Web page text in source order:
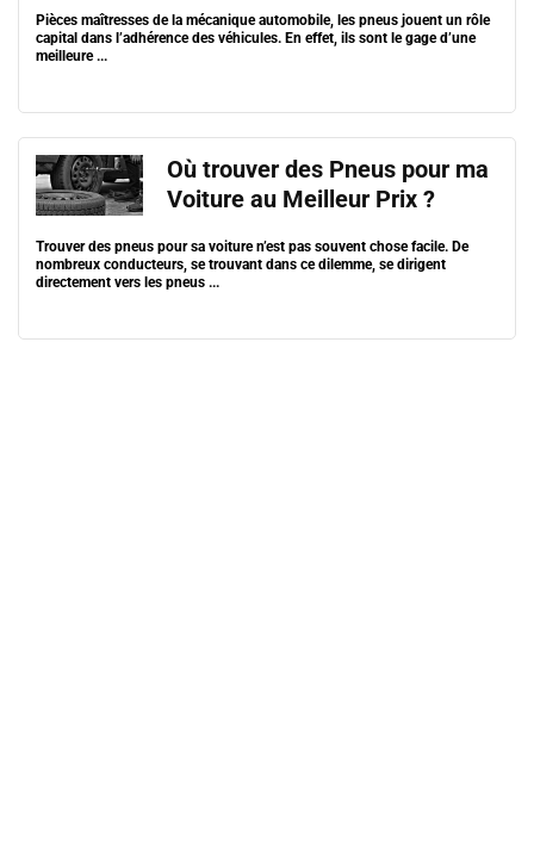
Pièces maîtresses de la mécanique automobile, les pneus jouent un rôle
capital dans l’adhérence des véhicules. En effet, ils sont le gage d’une
meilleure ...
Où trouver des Pneus pour ma
Voiture au Meilleur Prix ?
Trouver des pneus pour sa voiture n’est pas souvent chose facile. De
nombreux conducteurs, se trouvant dans ce dilemme, se dirigent
directement vers les pneus ...